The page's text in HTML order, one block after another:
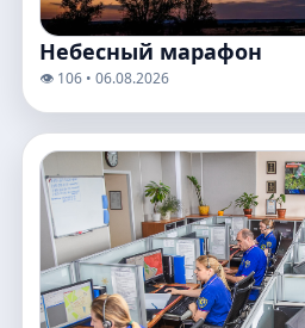
Небесный марафон
👁️ 106 • 06.08.2026